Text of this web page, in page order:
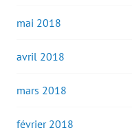
mai 2018
avril 2018
mars 2018
février 2018